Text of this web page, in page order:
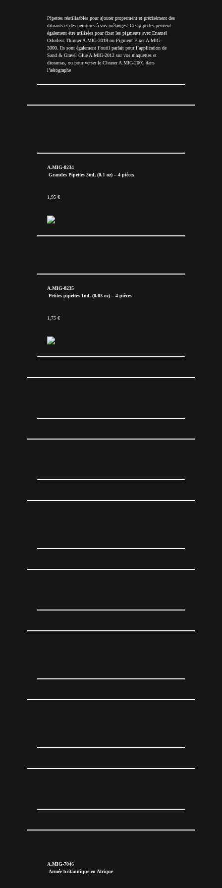
Pipettes réutilisables pour ajouter proprement et précisément des
diluants et des peintures à vos mélanges. Ces pipettes peuvent
également être utilisées pour fixer les pigments avec Enamel
Odorless Thinner A.MIG-2019 ou Pigment Fixer A.MIG-
3000. Ils sont également l’outil parfait pour l’application de
Sand & Gravel Glue A.MIG-2012 sur vos maquettes et
dioramas, ou pour verser le Cleaner A.MIG-2001 dans
l’aérographe
A.MIG-8234
Grandes Pipettes 3mL (0.1 oz) – 4 pièces
1,95 €
A.MIG-8235
Petites pipettes 1mL (0.03 oz) – 4 pièces
1,75 €
A.MIG-7046
Armée britannique en Afrique